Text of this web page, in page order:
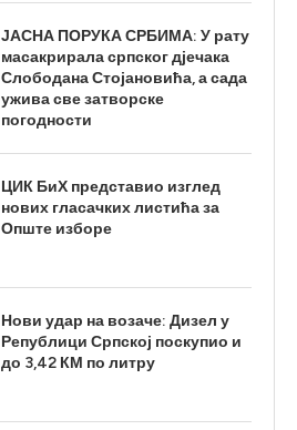
ЈАСНА ПОРУКА СРБИМА: У рату
масакрирала српског дјечака
Слободана Стојановића, а сада
ужива све затворске
погодности
ЦИК БиХ представио изглед
нових гласачких листића за
Опште изборе
Нови удар на возаче: Дизел у
Републици Српској поскупио и
до 3,42 КМ по литру